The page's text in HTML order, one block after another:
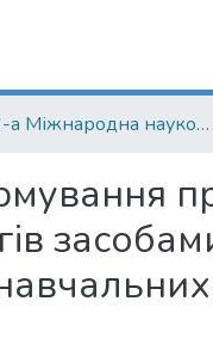
16-а Міжнародна науково-практична конференція "Конфліктологічна експертиза: теорія та методика"